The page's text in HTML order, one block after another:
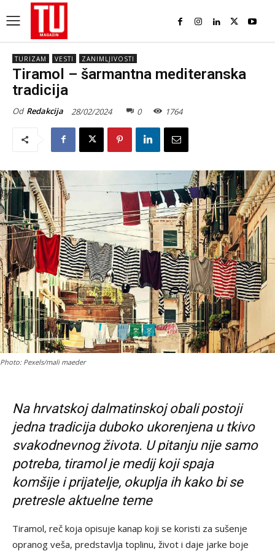
TURIZAM VESTI ZANIMLJIVOSTI
Tiramol – šarmantna mediteranska
tradicija
Od Redakcija 28/02/2024 0 1764
Photo: Pexels/mali maeder
Na hrvatskoj dalmatinskoj obali postoji
jedna tradicija duboko ukorenjena u tkivo
svakodnevnog života. U pitanju nije samo
potreba, tiramol je medij koji spaja
komšije i prijatelje, okuplja ih kako bi se
pretresle aktuelne teme
Tiramol, reč koja opisuje kanap koji se koristi za sušenje
opranog veša, predstavlja toplinu, život i daje jarke boje